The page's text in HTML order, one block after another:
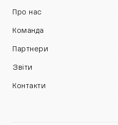
Про нас
Команда
Партнери
Звіти
Контакти